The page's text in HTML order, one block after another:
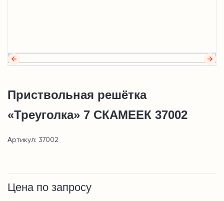
Приствольная решётка
«Треуголка» 7 СКАМЕЕК 37002
Артикул: 37002
Цена по запросу